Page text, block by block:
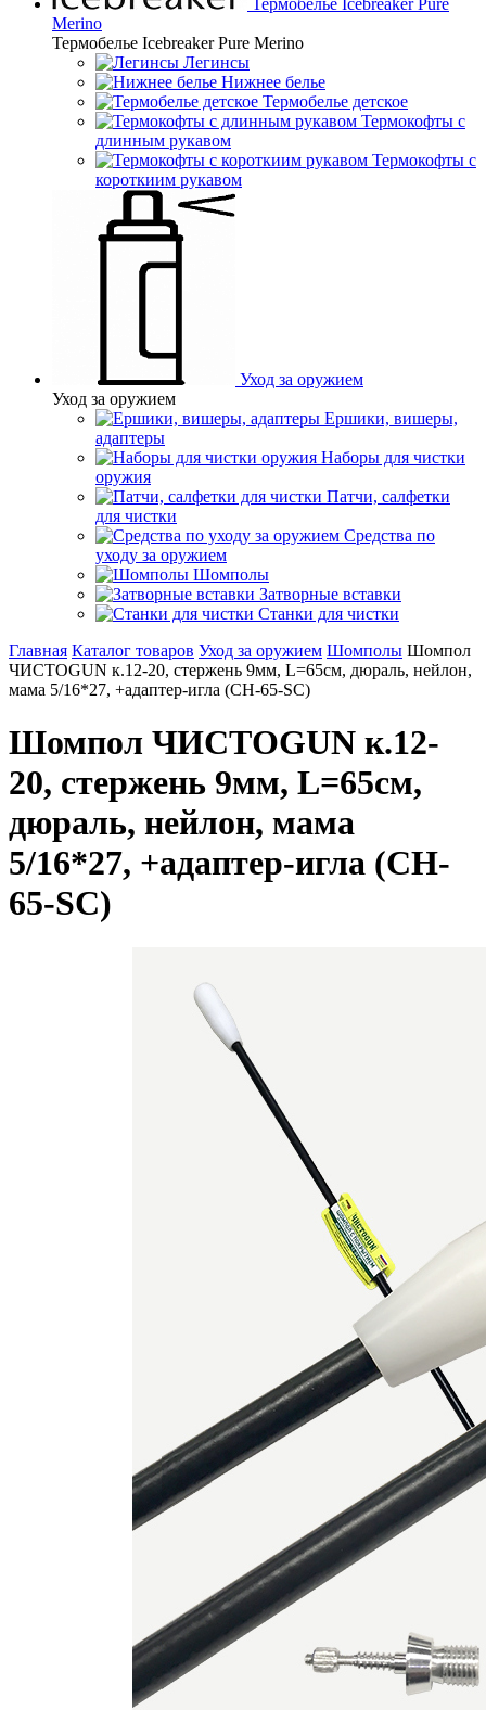
Термобелье Icebreaker Pure
Merino
Термобелье Icebreaker Pure Merino
Легинсы
Нижнее белье
Термобелье детское
Термокофты с
длинным рукавом
Термокофты с
короткиим рукавом
Уход за оружием
Уход за оружием
Ершики, вишеры,
адаптеры
Наборы для чистки
оружия
Патчи, салфетки
для чистки
Средства по
уходу за оружием
Шомполы
Затворные вставки
Станки для чистки
Главная Каталог товаров Уход за оружием Шомполы Шомпол
ЧИСТОGUN к.12-20, стержень 9мм, L=65см, дюраль, нейлон,
мама 5/16*27, +адаптер-игла (CH-65-SC)
Шомпол ЧИСТОGUN к.12-
20, стержень 9мм, L=65см,
дюраль, нейлон, мама
5/16*27, +адаптер-игла (CH-
65-SC)